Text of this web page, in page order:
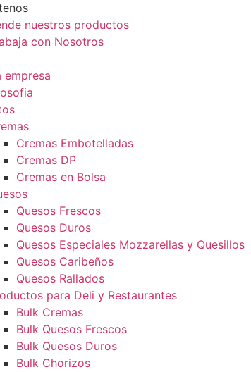
nuestros productos
con Nosotros
empresa
Cremas Embotelladas
Cremas DP
Cremas en Bolsa
Quesos Frescos
Quesos Duros
Quesos Especiales Mozzarellas y Quesillos
Quesos Caribeños
Quesos Rallados
para Deli y Restaurantes
Bulk Cremas
Bulk Quesos Frescos
Bulk Quesos Duros
Bulk Chorizos